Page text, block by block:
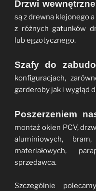
Drzwi
są z drewna klejonego
z różnych gatunków
lub egzotycznego.
Szafy do
konfiguracjach,
garderoby jak i wygląd
Poszerzeniem
montaż okien PCV,
aluminiowych,
materiałowych,
sprzedawca.
Szczególnie